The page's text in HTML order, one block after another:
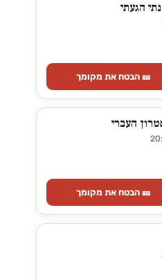
הגעתי
🎫 הבטח את מקומך
העברי
🎫 הבטח את מקומך